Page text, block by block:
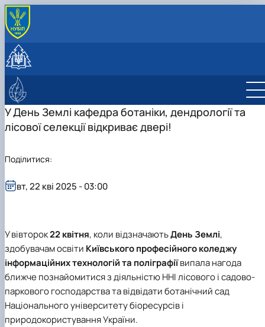
ПРО КАФЕДРУ
Програми навчальних практик
Публікації
Студентські наукові гуртки
Студентський науковий гурток дендрології
Student scientific botany group "Green
Науково-консультаційні послуги
Про центр
Фотогалерея
У День Землі кафедра ботаніки, дендрології та
лісової селекції відкриває двері!
У вівторок22 квітня, коли відзначаютьДень Землі,
здобувачам освіти Київського професійного коледжу
інформаційних технологій та поліграфіївипала нагода
ближче познайомитися з діяльністю ННІ лісового і садово-
паркового господарства та відвідати ботанічний сад
Національного університету біоресурсів і
природокористування України.
вт, 22 кві 2025 - 03:00
Поділитися: